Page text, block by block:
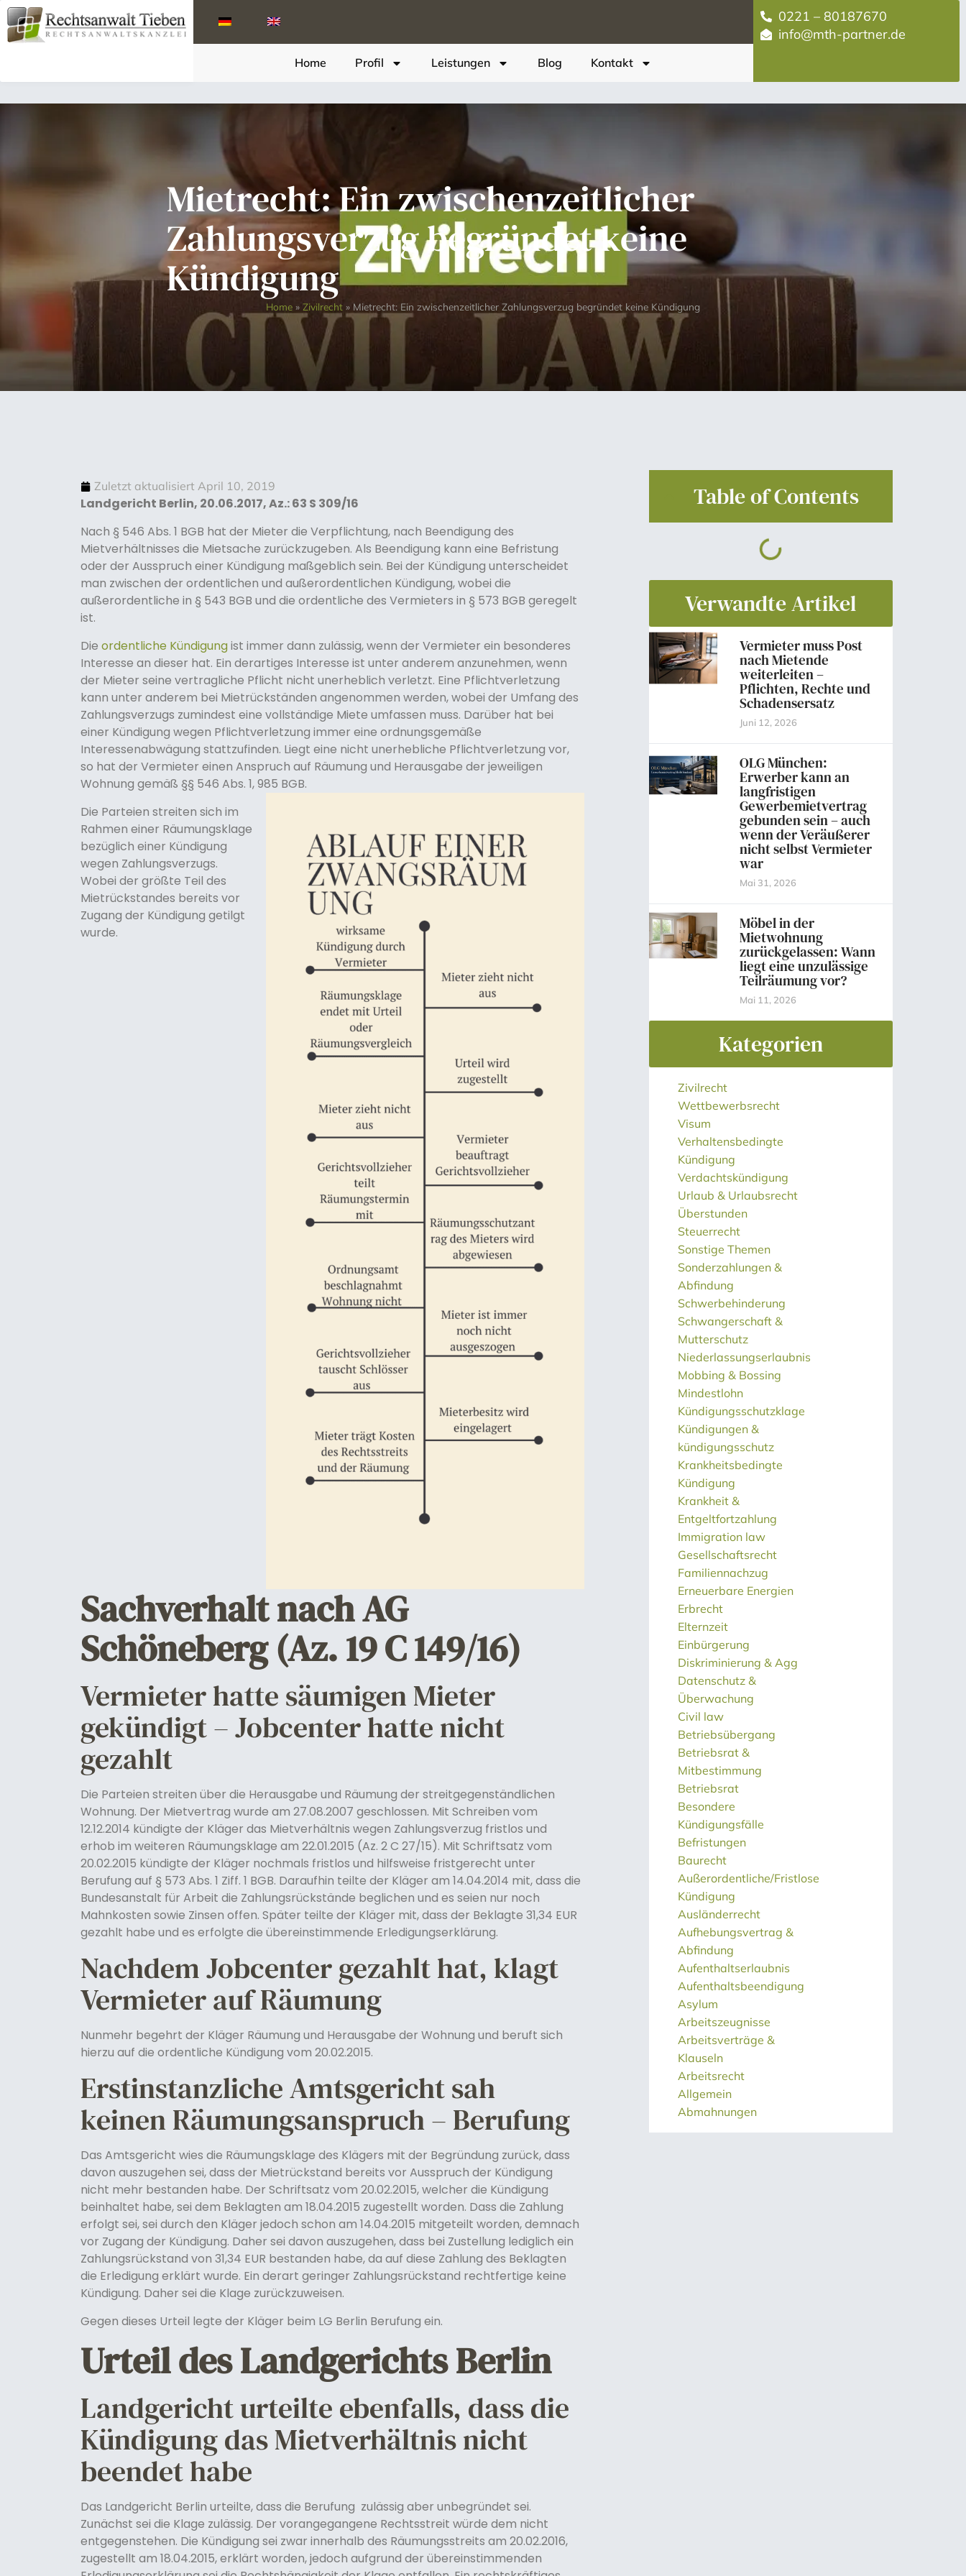
Home Profil Leistungen Blog Kontakt
0221 – 80187670
info@mth-partner.de
Mietrecht: Ein zwischenzeitlicher
Zahlungsverzug begründet keine
Kündigung
Home » Zivilrecht » Mietrecht: Ein zwischenzeitlicher Zahlungsverzug begründet keine Kündigung
Zuletzt aktualisiert April 10, 2019
Landgericht Berlin, 20.06.2017, Az.: 63 S 309/16
Nach § 546 Abs. 1 BGB hat der Mieter die Verpflichtung, nach Beendigung des
Mietverhältnisses die Mietsache zurückzugeben. Als Beendigung kann eine Befristung
oder der Ausspruch einer Kündigung maßgeblich sein. Bei der Kündigung unterscheidet
man zwischen der ordentlichen und außerordentlichen Kündigung, wobei die
außerordentliche in § 543 BGB und die ordentliche des Vermieters in § 573 BGB geregelt
ist.
Die ordentliche Kündigungist immer dann zulässig, wenn der Vermieter ein besonderes
Interesse an dieser hat. Ein derartiges Interesse ist unter anderem anzunehmen, wenn
der Mieter seine vertragliche Pflicht nicht unerheblich verletzt. Eine Pflichtverletzung
kann unter anderem bei Mietrückständen angenommen werden, wobei der Umfang des
Zahlungsverzugs zumindest eine vollständige Miete umfassen muss. Darüber hat bei
einer Kündigung wegen Pflichtverletzung immer eine ordnungsgemäße
Interessenabwägung stattzufinden. Liegt eine nicht unerhebliche Pflichtverletzung vor,
so hat der Vermieter einen Anspruch auf Räumung und Herausgabe der jeweiligen
Wohnung gemäß §§ 546 Abs. 1, 985 BGB.
Die Parteien streiten sich im
Rahmen einer Räumungsklage
bezüglich einer Kündigung
wegen Zahlungsverzugs.
Wobei der größte Teil des
Mietrückstandes bereits vor
Zugang der Kündigung getilgt
wurde.
Sachverhalt nach AG
Schöneberg (Az. 19 C 149/16)
Vermieter hatte säumigen Mieter
gekündigt – Jobcenter hatte nicht
gezahlt
Die Parteien streiten über die Herausgabe und Räumung der streitgegenständlichen
Wohnung. Der Mietvertrag wurde am 27.08.2007 geschlossen. Mit Schreiben vom
12.12.2014 kündigte der Kläger das Mietverhältnis wegen Zahlungsverzug fristlos und
erhob im weiteren Räumungsklage am 22.01.2015 (Az. 2 C 27/15). Mit Schriftsatz vom
20.02.2015 kündigte der Kläger nochmals fristlos und hilfsweise fristgerecht unter
Berufung auf § 573 Abs. 1 Ziff. 1 BGB. Daraufhin teilte der Kläger am 14.04.2014 mit, dass die
Bundesanstalt für Arbeit die Zahlungsrückstände beglichen und es seien nur noch
Mahnkosten sowie Zinsen offen. Später teilte der Kläger mit, dass der Beklagte 31,34 EUR
gezahlt habe und es erfolgte die übereinstimmende Erledigungserklärung.
Nachdem Jobcenter gezahlt hat, klagt
Vermieter auf Räumung
Nunmehr begehrt der Kläger Räumung und Herausgabe der Wohnung und beruft sich
hierzu auf die ordentliche Kündigung vom 20.02.2015.
Erstinstanzliche Amtsgericht sah
keinen Räumungsanspruch – Berufung
Das Amtsgericht wies die Räumungsklage des Klägers mit der Begründung zurück, dass
davon auszugehen sei, dass der Mietrückstand bereits vor Ausspruch der Kündigung
nicht mehr bestanden habe. Der Schriftsatz vom 20.02.2015, welcher die Kündigung
beinhaltet habe, sei dem Beklagten am 18.04.2015 zugestellt worden. Dass die Zahlung
erfolgt sei, sei durch den Kläger jedoch schon am 14.04.2015 mitgeteilt worden, demnach
vor Zugang der Kündigung. Daher sei davon auszugehen, dass bei Zustellung lediglich ein
Zahlungsrückstand von 31,34 EUR bestanden habe, da auf diese Zahlung des Beklagten
die Erledigung erklärt wurde. Ein derart geringer Zahlungsrückstand rechtfertige keine
Kündigung. Daher sei die Klage zurückzuweisen.
Gegen dieses Urteil legte der Kläger beim LG Berlin Berufung ein.
Urteil des Landgerichts Berlin
Landgericht urteilte ebenfalls, dass die
Kündigung das Mietverhältnis nicht
beendet habe
Das Landgericht Berlin urteilte, dass die Berufung zulässig aber unbegründet sei.
Zunächst sei die Klage zulässig. Der vorangegangene Rechtsstreit würde dem nicht
entgegenstehen. Die Kündigung sei zwar innerhalb des Räumungsstreits am 20.02.2016,
zugestellt am 18.04.2015, erklärt worden, jedoch aufgrund der übereinstimmenden
Table of Contents
Verwandte Artikel
Vermieter muss Post
nach Mietende
weiterleiten –
Pflichten, Rechte und
Schadensersatz
Juni 12, 2026
OLG München:
Erwerber kann an
langfristigen
Gewerbemietvertrag
gebunden sein – auch
wenn der Veräußerer
nicht selbst Vermieter
war
Mai 31, 2026
Möbel in der
Mietwohnung
zurückgelassen: Wann
liegt eine unzulässige
Teilräumung vor?
Mai 11, 2026
Kategorien
Zivilrecht
Wettbewerbsrecht
Visum
Verhaltensbedingte
Kündigung
Verdachtskündigung
Urlaub & Urlaubsrecht
Überstunden
Steuerrecht
Sonstige Themen
Sonderzahlungen &
Abfindung
Schwerbehinderung
Schwangerschaft &
Mutterschutz
Niederlassungserlaubnis
Mobbing & Bossing
Mindestlohn
Kündigungsschutzklage
Kündigungen &
kündigungsschutz
Krankheitsbedingte
Kündigung
Krankheit &
Entgeltfortzahlung
Immigration law
Gesellschaftsrecht
Familiennachzug
Erneuerbare Energien
Erbrecht
Elternzeit
Einbürgerung
Diskriminierung & Agg
Datenschutz &
Überwachung
Civil law
Betriebsübergang
Betriebsrat &
Mitbestimmung
Betriebsrat
Besondere
Kündigungsfälle
Befristungen
Baurecht
Außerordentliche/Fristlose
Kündigung
Ausländerrecht
Aufhebungsvertrag &
Abfindung
Aufenthaltserlaubnis
Aufenthaltsbeendigung
Asylum
Arbeitszeugnisse
Arbeitsverträge &
Klauseln
Arbeitsrecht
Allgemein
Abmahnungen